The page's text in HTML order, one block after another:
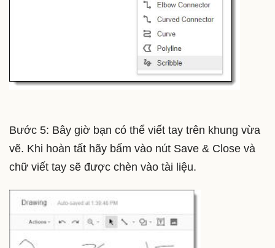
Bước 5: Bây giờ bạn có thể viết tay trên khung vừa
vẽ. Khi hoàn tất hãy bấm vào nút Save & Close và
chữ viết tay sẽ được chèn vào tài liệu.